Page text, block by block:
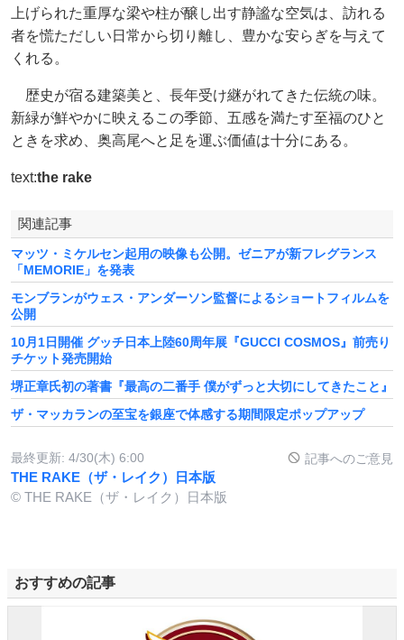
上げられた重厚な梁や柱が醸し出す静謐な空気は、訪れる
者を慌ただしい日常から切り離し、豊かな安らぎを与えて
くれる。
歴史が宿る建築美と、長年受け継がれてきた伝統の味。
新緑が鮮やかに映えるこの季節、五感を満たす至福のひと
ときを求め、奥高尾へと足を運ぶ価値は十分にある。
text:the rake
関連記事
マッツ・ミケルセン起用の映像も公開。ゼニアが新フレグランス
「MEMORIE」を発表
モンブランがウェス・アンダーソン監督によるショートフィルムを
公開
10月1日開催 グッチ日本上陸60周年展『GUCCI COSMOS』前売り
チケット発売開始
堺正章氏初の著書『最高の二番手 僕がずっと大切にしてきたこと』
ザ・マッカランの至宝を銀座で体感する期間限定ポップアップ
最終更新: 4/30(木) 6:00 記事へのご意見
THE RAKE（ザ・レイク）日本版
© THE RAKE（ザ・レイク）日本版
おすすめの記事